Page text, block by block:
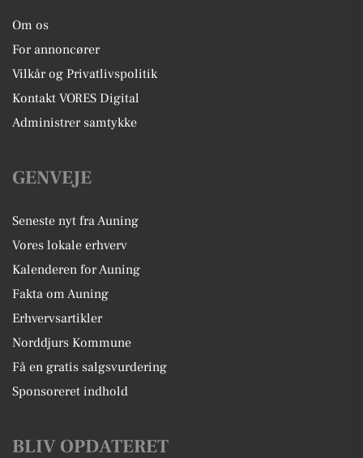
Om os
For annoncører
Vilkår og Privatlivspolitik
Kontakt VORES Digital
Administrer samtykke
GENVEJE
Seneste nyt fra Auning
Vores lokale erhverv
Kalenderen for Auning
Fakta om Auning
Erhvervsartikler
Norddjurs Kommune
Få en gratis salgsvurdering
Sponsoreret indhold
BLIV OPDATERET